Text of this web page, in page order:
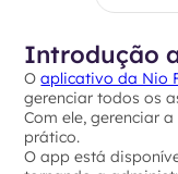
Introdução
Oaplicativo da Nio
gerenciar todos os
Com ele, gerenciar a
prático.
O app está